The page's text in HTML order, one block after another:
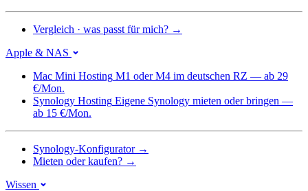
Vergleich · was passt für mich? →
Apple & NAS
Mac Mini Hosting M1 oder M4 im deutschen RZ — ab 29
€/Mon.
Synology Hosting Eigene Synology mieten oder bringen —
ab 15 €/Mon.
Synology-Konfigurator →
Mieten oder kaufen? →
Wissen